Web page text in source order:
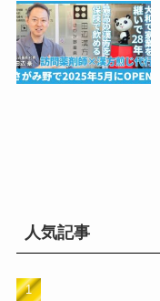
人気記事